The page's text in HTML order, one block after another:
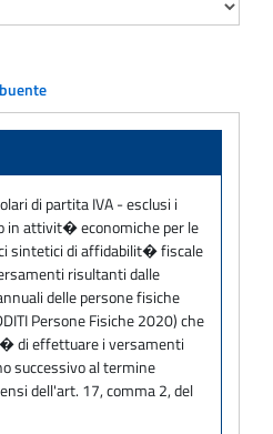
di partita IVA - esclusi i
in attivit� economiche per le
sintetici di affidabilit� fiscale
risultanti dalle
delle persone fisiche
Persone Fisiche 2020) che
di effettuare i versamenti
successivo al termine
dell'art. 17, comma 2, del